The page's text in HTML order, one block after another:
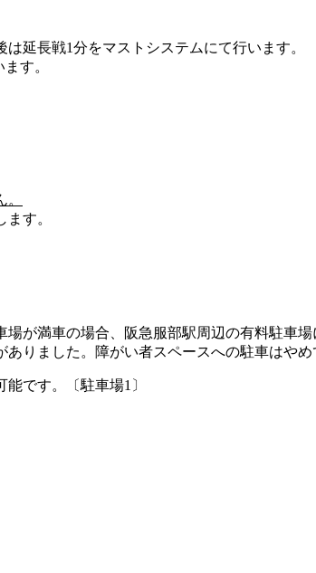
延長戦1分をマストシステムにて行います。
す。
す。
が満車の場合、阪急服部駅周辺の有料駐車
りました。障がい者スペースへの駐車はやめ
です。〔駐車場1〕